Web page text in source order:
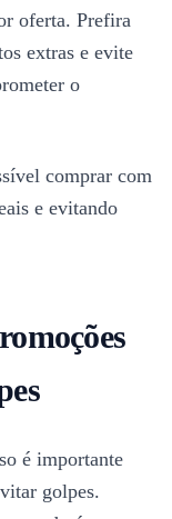
oferta. Prefira
extras e evite
o
comprar com
e evitando
é importante
golpes.